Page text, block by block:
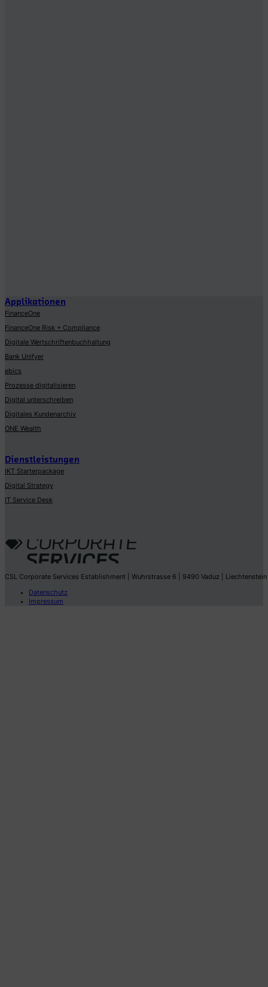
Applikationen
FinanceOne
FinanceOne Risk + Compliance
Digitale Wertschriftenbuchhaltung
Bank Unifyer
ebics
Prozesse digitalisieren
Digital unterschreiben
Digitales Kundenarchiv
ONE Wealth
Dienstleistungen
IKT Starterpackage
Digital Strategy
IT Service Desk
CSL Corporate Services Establishment | Wuhrstrasse 6 | 9490 Vaduz | Liechtenstein
Datenschutz
Impressum